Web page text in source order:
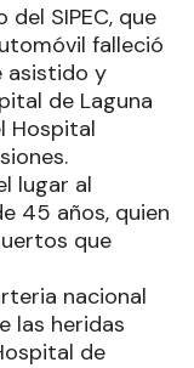
SIPEC, que
falleció
asistido y
de Laguna
Hospital
lugar al
45 años, quien
que
nacional
las heridas
de